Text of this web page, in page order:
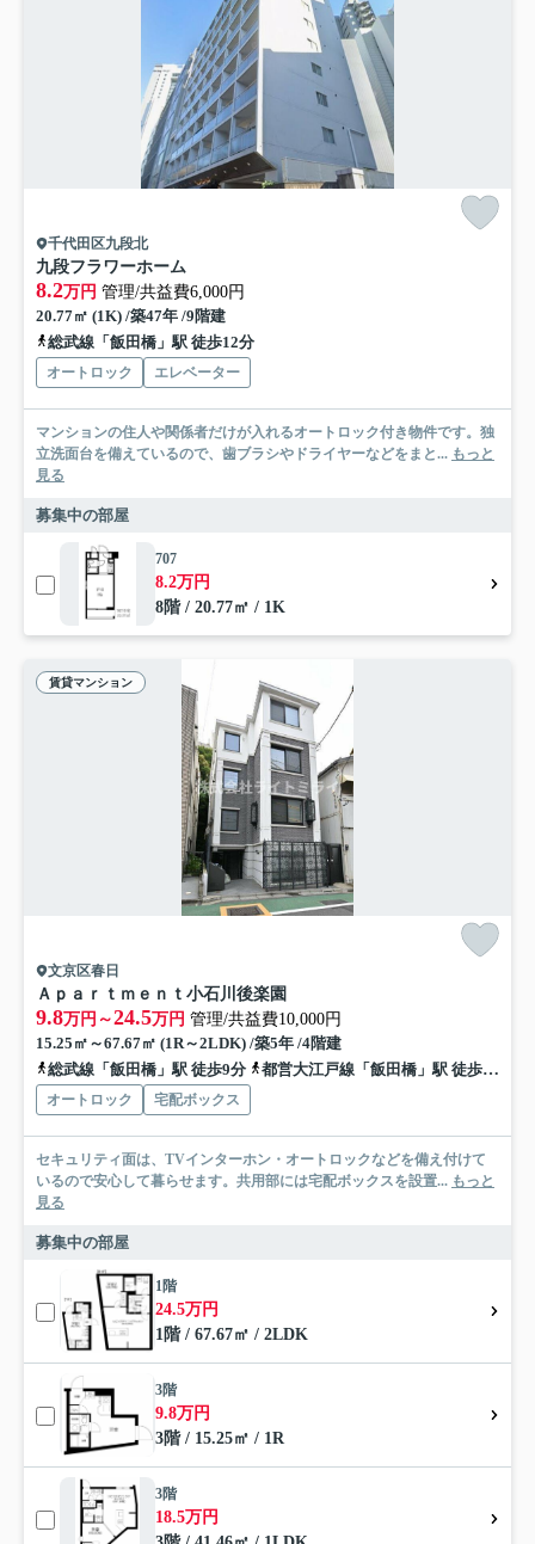
千代田区九段北
九段フラワーホーム
8.2万円 管理/共益費6,000円
20.77㎡ (1K) /築47年 /9階建
総武線「飯田橋」駅 徒歩12分
オートロック エレベーター
マンションの住人や関係者だけが入れるオートロック付き物件です。独
立洗面台を備えているので、歯ブラシやドライヤーなどをまと... もっと
見る
募集中の部屋
707
8.2万円
8階 / 20.77㎡ / 1K
賃貸マンション
文京区春日
Ａｐａｒｔｍｅｎｔ小石川後楽園
9.8万円～24.5万円 管理/共益費10,000円
15.25㎡～67.67㎡ (1R～2LDK) /築5年 /4階建
総武線「飯田橋」駅 徒歩9分
都営大江戸線「飯田橋」駅 徒歩7分
オートロック 宅配ボックス
セキュリティ面は、TVインターホン・オートロックなどを備え付けて
いるので安心して暮らせます。共用部には宅配ボックスを設置... もっと
見る
募集中の部屋
1階
24.5万円
1階 / 67.67㎡ / 2LDK
3階
9.8万円
3階 / 15.25㎡ / 1R
3階
18.5万円